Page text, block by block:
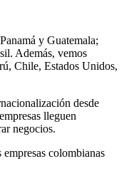
y Guatemala;
Además, vemos
Chile, Estados Unidos,
desde
lleguen
negocios.
colombianas